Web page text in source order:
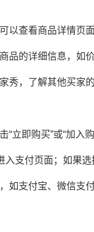
以查看商品详情页面
品的详细信息，如
秀，了解其他买家的
立即购买”或“加入购
入支付页面；如果
如支付宝、微信支